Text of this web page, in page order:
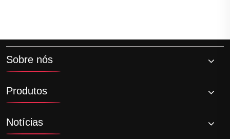
Sobre nós
Produtos
Notícias